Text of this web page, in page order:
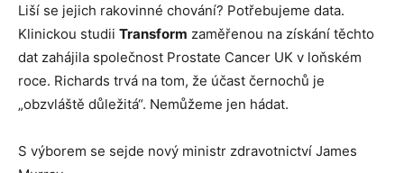
Liší se jejich rakovinné chování? Potřebujeme data.
Klinickou studii Transform zaměřenou na získání těchto
dat zahájila společnost Prostate Cancer UK v loňském
roce. Richards trvá na tom, že účast černochů je
„obzvláště důležitá“. Nemůžeme jen hádat.
S výborem se sejde nový ministr zdravotnictví James